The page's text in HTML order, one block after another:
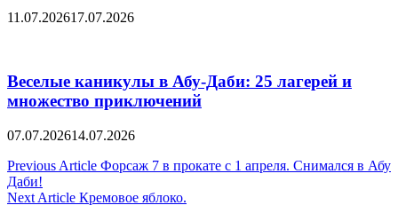
11.07.202617.07.2026
Веселые каникулы в Абу-Даби: 25 лагерей и
множество приключений
07.07.202614.07.2026
Post
navigation
Previous Article Форсаж 7 в прокате с 1 апреля. Снимался в Абу
Даби!
Next Article Кремовое яблоко.